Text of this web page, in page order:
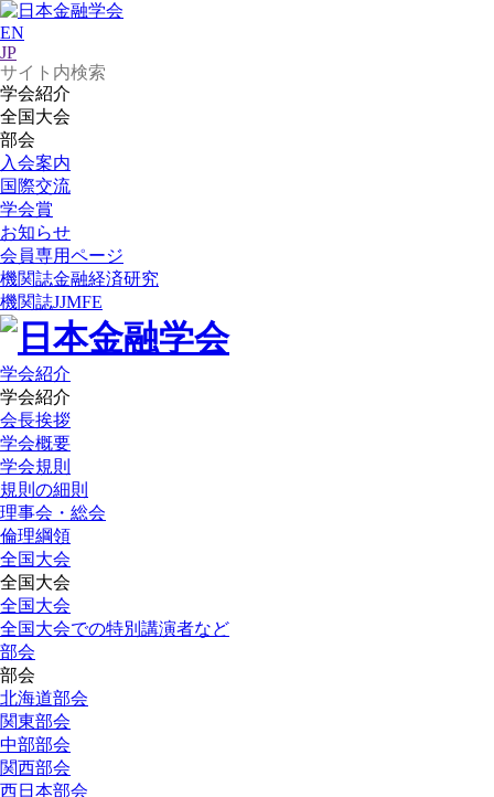
EN
JP
学会紹介
全国大会
部会
入会案内
国際交流
学会賞
お知らせ
会員専用ページ
機関誌金融経済研究
機関誌JJMFE
学会紹介
学会紹介
会長挨拶
学会概要
学会規則
規則の細則
理事会・総会
倫理綱領
全国大会
全国大会
全国大会
全国大会での特別講演者など
部会
部会
北海道部会
関東部会
中部部会
関西部会
西日本部会